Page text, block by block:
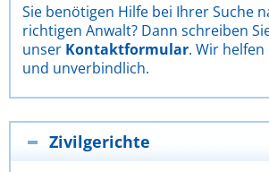
Sie benötigen Hilfe bei Ihrer Suche
richtigen Anwalt? Dann schreiben
unser Kontaktformular. Wir
und unverbindlich.
Zivilgerichte